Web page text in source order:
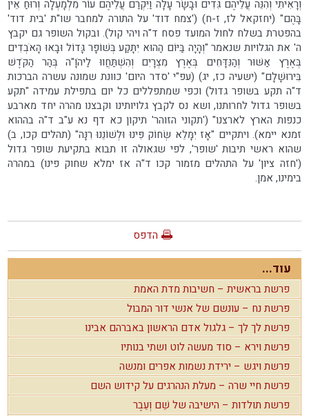
וְרָאִיתִי וְהִנֵּה עֲלֵיהֶם גִּדִים וּבָשָׂר עָלָה וַיִּקְרַם עֲלֵיהֶם עוֹר מִלְמָעְלָה וְרוּחַ אֵין
בָּהֶם" (יחזקאל לז, ז-ח) ('צמח דוד' על התורה למחבר שו"ת 'בית דוד'
בהפטרת בשלח לחול המועד פסח ד"ה ויהי קול). ובקול השופר גם יקבץ
ה' את הגלויות שנאמר "וְהָיָה בַּיּוֹם הַהוּא יִתָּקַע בְּשׁוֹפָר גָּדוֹל וּבָאוּ הָאֹבְדִים
בְּאֶרֶץ אַשּׁוּר וְהַנִּדָּחִים בְּאֶרֶץ מִצְרָיִם וְהִשְׁתַּחֲווּ לַיהֹוָ"ה בְּהַר הַקֹּדֶשׁ
בִּירוּשָׁלִָם" (ישעיה כז, יג) (עפ"י 'סדר היום' כוונת שמונה עשרה הברכות
ד"ה תקע בשופר גדול) וכפי שמתפללים כל יום בתפילת עמידה "תקע
בשופר גדול לחרותנו, ושא נס לקבץ גלויותינו וקבצנו מהרה יחד מארבע
כנפות הארץ לארצנו" ('תקוני הזוהר' תיקון כא דף נא ע"ב ד"ה בההוא
זמנא יימא). ויתקיים "אָז יִמָּלֵא שְׂחוֹק פִּינוּ וּלְשׁוֹנֵנוּ רִנָּה" (תהלים קכו, ב)
שהוא ראשי תיבות 'שופר', לפי שגאולה זו תבוא בתקיעת שופר גדול
('חזה ציון' על התהלים מזמור קכו ד"ה אז ימלא שחוק פינו) במהרה
בימינו, אמן.
הדפס
עוד...
פרשת בראשית – חשיבות מדת האמת
פרשת נח – עונשם של אנשי דור המבול
פרשת לך לך – גלגול אדם הראשון באברהם אבינו
פרשת וירא – סוד מעשה לוט ושתי בנותיו
פרשת ויגש – ירידת נשמות אפרים ומנשה
פרשת חיי שרה – מעלת הנהרגים על קידוש השם
פרשת תולדות – הישיבה של שֵׁם וְעֵבֶר